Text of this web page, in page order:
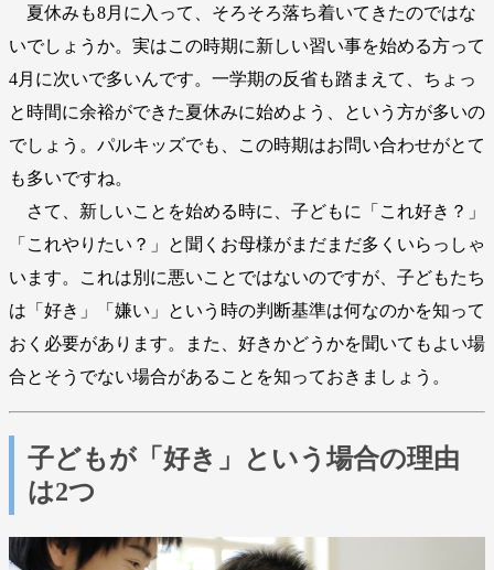
夏休みも8月に入って、そろそろ落ち着いてきたのではな
いでしょうか。実はこの時期に新しい習い事を始める方って
4月に次いで多いんです。一学期の反省も踏まえて、ちょっ
と時間に余裕ができた夏休みに始めよう、という方が多いの
でしょう。パルキッズでも、この時期はお問い合わせがとて
も多いですね。
さて、新しいことを始める時に、子どもに「これ好き？」
「これやりたい？」と聞くお母様がまだまだ多くいらっしゃ
います。これは別に悪いことではないのですが、子どもたち
は「好き」「嫌い」という時の判断基準は何なのかを知って
おく必要があります。また、好きかどうかを聞いてもよい場
合とそうでない場合があることを知っておきましょう。
子どもが「好き」という場合の理由
は2つ